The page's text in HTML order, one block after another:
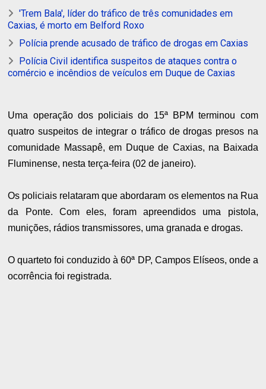
'Trem Bala', líder do tráfico de três comunidades em
Caxias, é morto em Belford Roxo
Polícia prende acusado de tráfico de drogas em Caxias
Polícia Civil identifica suspeitos de ataques contra o
comércio e incêndios de veículos em Duque de Caxias
Uma operação dos policiais do 15ª BPM terminou com
quatro suspeitos de integrar o tráfico de drogas presos na
comunidade Massapê, em Duque de Caxias, na Baixada
Fluminense, nesta terça-feira (02 de janeiro).
Os policiais relataram que abordaram os elementos na Rua
da Ponte. Com eles, foram apreendidos uma pistola,
munições, rádios transmissores, uma granada e drogas.
O quarteto foi conduzido à 60ª DP, Campos Elíseos, onde a
ocorrência foi registrada.